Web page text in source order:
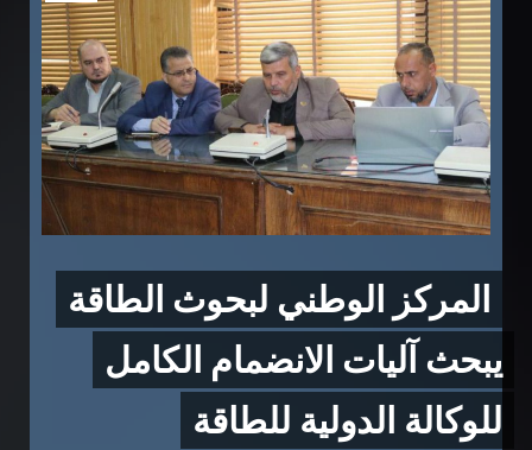
المركز الوطني لبحوث الطاقة
يبحث آليات الانضمام الكامل
للوكالة الدولية للطاقة